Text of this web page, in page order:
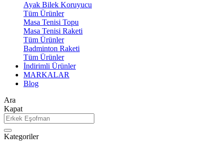
Ayak Bilek Koruyucu
Tüm Ürünler
Masa Tenisi Topu
Masa Tenisi Raketi
Tüm Ürünler
Badminton Raketi
Tüm Ürünler
İndirimli Ürünler
MARKALAR
Blog
Ara
Kapat
Kategoriler